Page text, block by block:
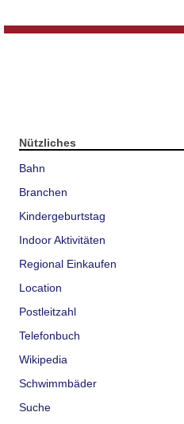
Nützliches
Bahn
Branchen
Kindergeburtstag
Indoor Aktivitäten
Regional Einkaufen
Location
Postleitzahl
Telefonbuch
Wikipedia
Schwimmbäder
Suche